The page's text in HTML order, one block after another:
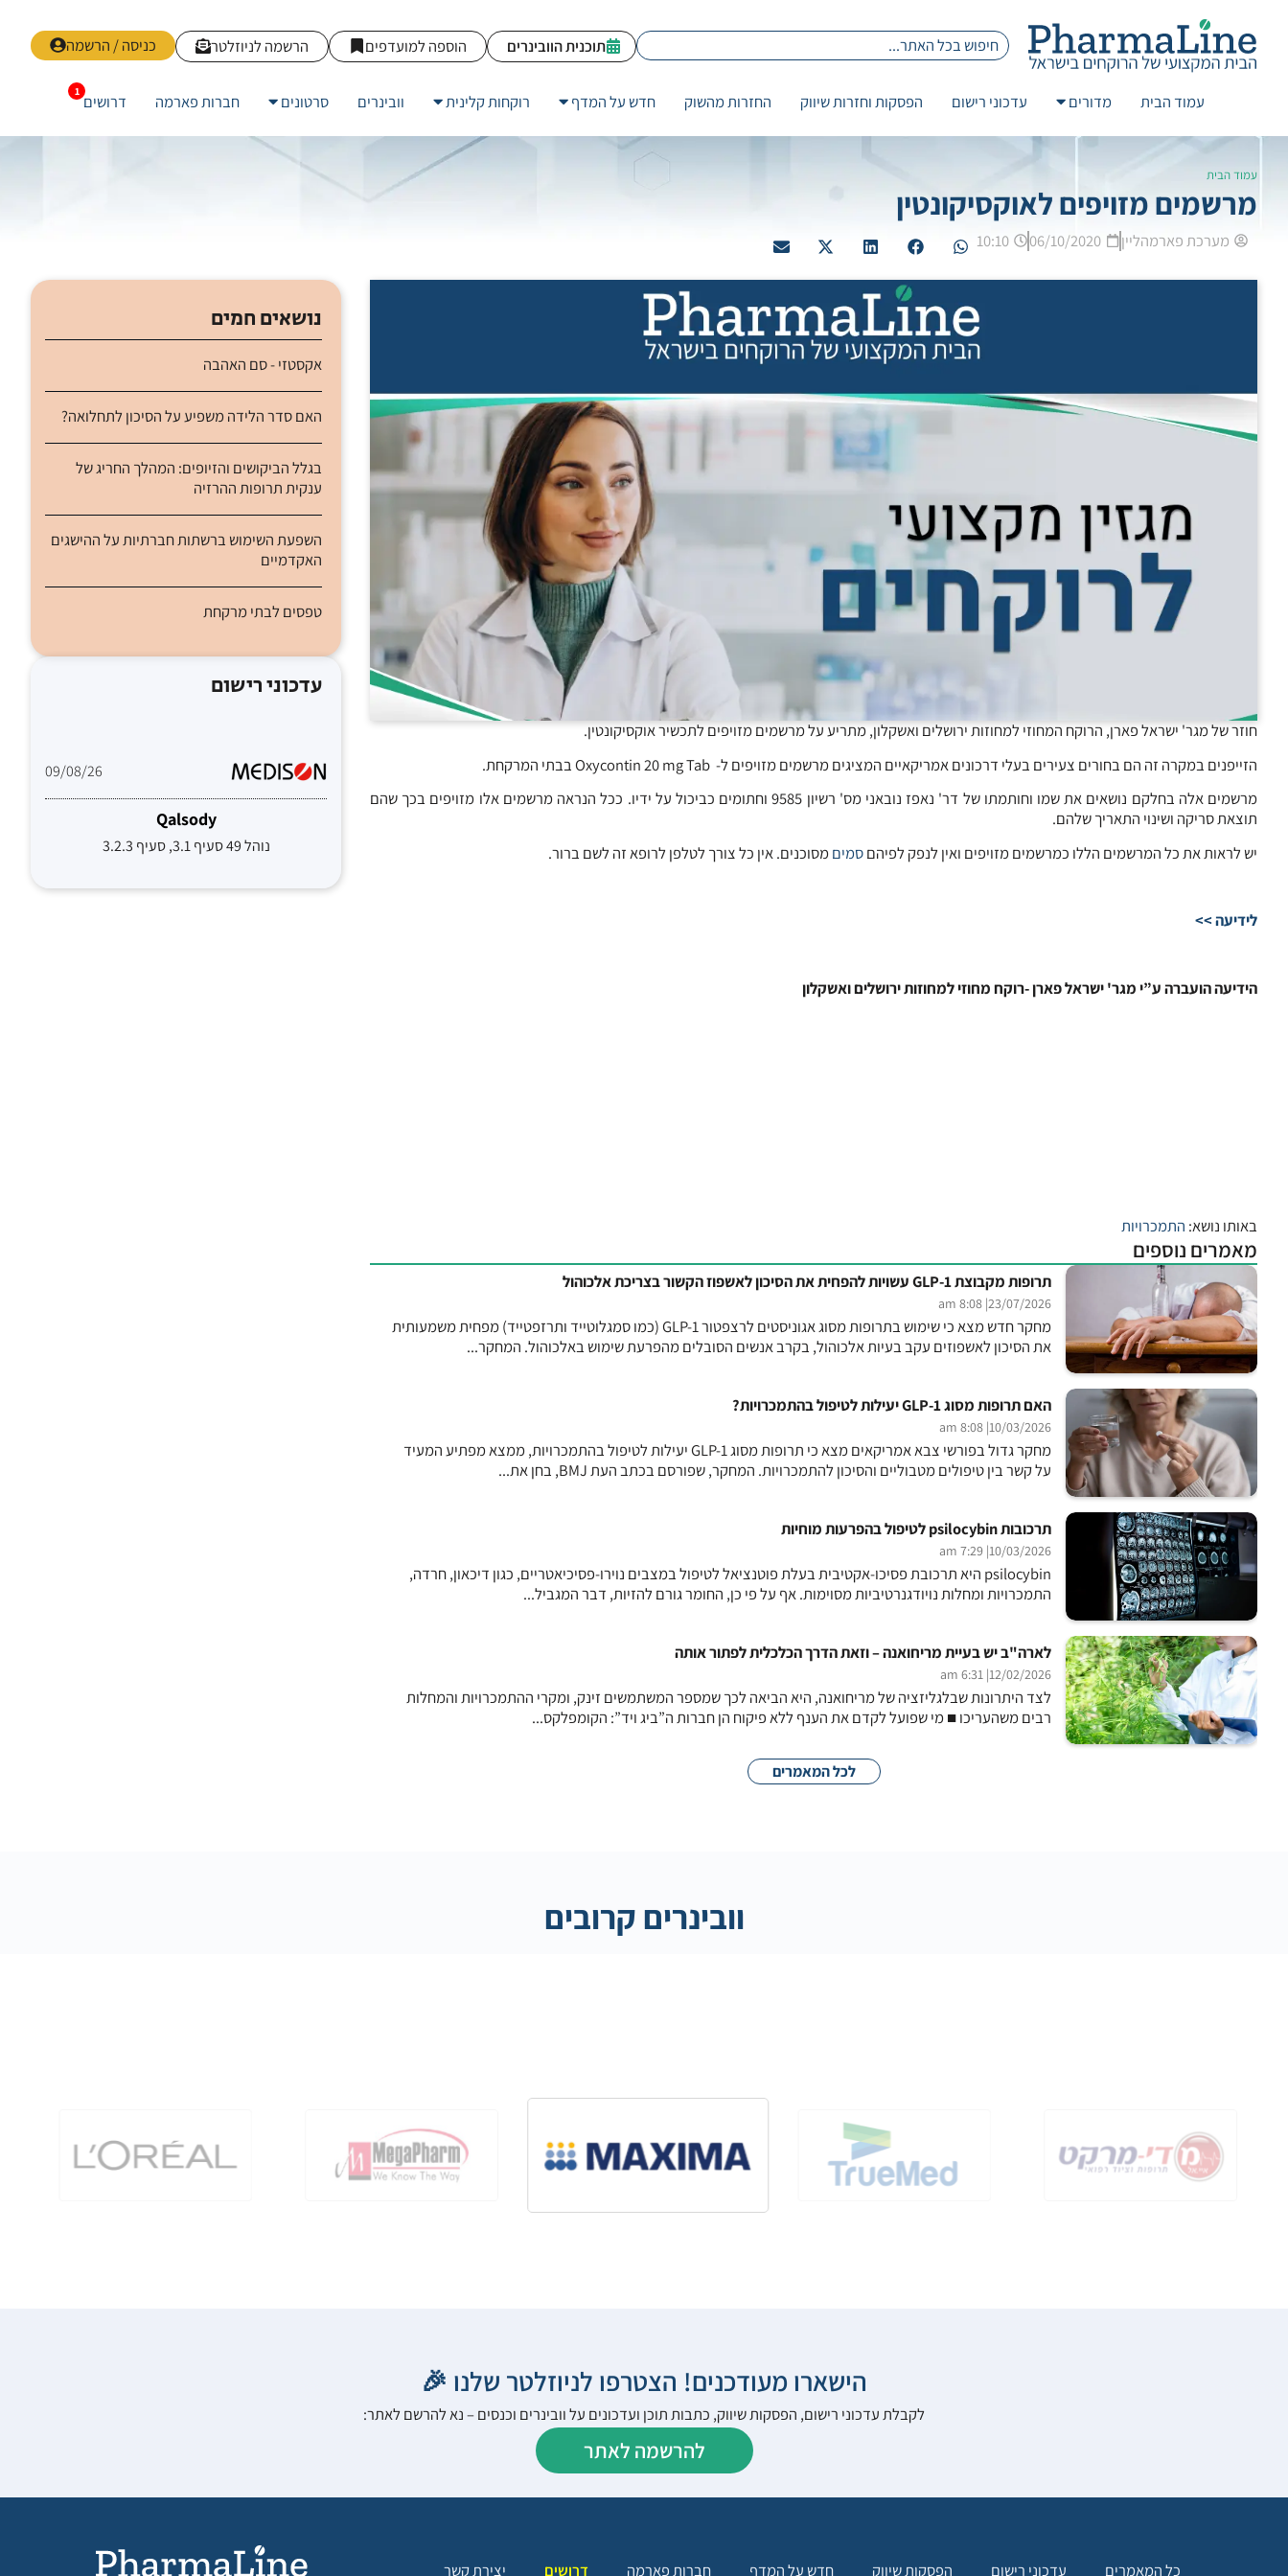
כניסה / הרשמה הרשמה לניוזלטר הוספה למועדפים תוכנית הוובינרים
עמוד הבית מדורים עדכוני רישום הפסקות וחזרות שיווק החזרות מהשוק חדש על המדף רוקחות קלינית וובינרים סרטונים חברות פארמה דרושים
עמוד הבית
מרשמים מזויפים לאוקסיקונטין
מערכת פארמהליין 06/10/2020
10:10
חוזר של מגר' ישראל פארן, הרוקח המחוזי למחוזות ירושלים ואשקלון, מתריע על מרשמים מזויפים לתכשיר אוקסיקונטין.
הזייפנים במקרה זה הם בחורים צעירים בעלי דרכונים אמריקאיים המציגים מרשמים מזויפים ל- Oxycontin 20 mg Tab בבתי המרקחת.
מרשמים אלה בחלקם נושאים את שמו וחותמתו של דר' נאפז נובאני מס' רשיון 9585 וחתומים כביכול על ידיו. ככל הנראה מרשמים אלו מזויפים בכך שהם
תוצאת סריקה ושינוי התאריך שלהם.
יש לראות את כל המרשמים הללו כמרשמים מזויפים ואין לנפק לפיהםסמיםמסוכנים. אין כל צורך לטלפן לרופא זה לשם ברור.
לידיעה >>
הידיעה הועברה ע”י מגר' ישראל פארן -רוקח מחוזי למחוזות ירושלים ואשקלון
באותו נושא: התמכרויות
מאמרים נוספים
תרופות מקבוצת GLP-1 עשויות להפחית את הסיכון לאשפוז הקשור בצריכת אלכוהול
23/07/2026
| 8:08 am
מחקר חדש מצא כי שימוש בתרופות מסוג אגוניסטים לרצפטור GLP-1 (כמו סמגלוטייד ותרזפטייד) מפחית משמעותית
את הסיכון לאשפוזים עקב בעיות אלכוהול, בקרב אנשים הסובלים מהפרעת שימוש באלכוהול. המחקר...
האם תרופות מסוג GLP-1 יעילות לטיפול בהתמכרויות?
10/03/2026
| 8:08 am
מחקר גדול בפורשי צבא אמריקאים מצא כי תרופות מסוג GLP-1 יעילות לטיפול בהתמכרויות, ממצא מפתיע המעיד
על קשר בין טיפולים מטבוליים והסיכון להתמכרויות. המחקר, שפורסם בכתב העת BMJ, בחן את...
תרכובות psilocybin לטיפול בהפרעות מוחיות
10/03/2026
| 7:29 am
psilocybin היא תרכובת פסיכו-אקטיבית בעלת פוטנציאל לטיפול במצבים נוירו-פסיכיאטריים, כגון דיכאון, חרדה,
התמכרויות ומחלות נויודגנרטיביות מסוימות. אף על פי כן, החומר גורם להזיות, דבר המגביל...
לארה"ב יש בעיית מריחואנה – וזאת הדרך הכלכלית לפתור אותה
12/02/2026
| 6:31 am
לצד היתרונות שבלגליזציה של מריחואנה, היא הביאה לכך שמספר המשתמשים זינק, ומקרי ההתמכרויות והמחלות
רבים משהעריכו ■ מי שפועל לקדם את הענף ללא פיקוח הן חברות ה”ביג ויד”: הקומפלקס...
לכל המאמרים
נושאים חמים
אקסטזי - סם האהבה
האם סדר הלידה משפיע על הסיכון לתחלואה?
בגלל הביקושים והזיופים: המהלך החריג של
ענקית תרופות ההרזיה
השפעת השימוש ברשתות חברתיות על ההישגים
האקדמיים
טפסים לבתי מרקחת
עדכוני רישום
09/08/26
Qalsody
נוהל 49 סעיף 3.1, סעיף 3.2.3
וובינרים קרובים
הישארו מעודכנים! הצטרפו לניוזלטר שלנו 🎉
לקבלת עדכוני רישום, הפסקות שיווק, כתבות תוכן ועדכונים על וובינרים וכנסים – נא להרשם לאתר:
להרשמה לאתר
כל המאמרים עדכוני רישום הפסקות שיווק חדש על המדף חברות פארמה דרושים יצירת קשר